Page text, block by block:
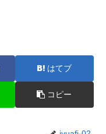
はてブ
コピー